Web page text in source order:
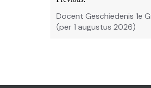
navigatie
Docent Geschiedenis 1e
(per 1 augustus 2026)